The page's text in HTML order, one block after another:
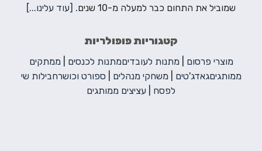
שמוביל את התחום כבר למעלה מ-10 שנים.
[עוד עלינו...]
קטגוריות פופולריות
מוצרי פרסום מתנות לעובדיםמתנות לכנסים
ממתקים
ממותגיםגאדג'טים משחקי מנהלים ספורט וכושרחבילות שי
לפסח
עציצים ממותגים